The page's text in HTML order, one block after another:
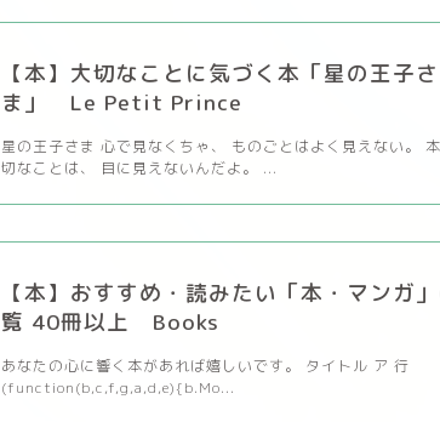
【本】大切なことに気づく本「星の王子さ
ま」 Le Petit Prince
星の王子さま 心で見なくちゃ、 ものごとはよく見えない。
切なことは、 目に見えないんだよ。 ...
【本】おすすめ・読みたい「本・マンガ
覧 40冊以上 Books
あなたの心に響く本があれば嬉しいです。 タイトル ア 行
(function(b,c,f,g,a,d,e){b.Mo...